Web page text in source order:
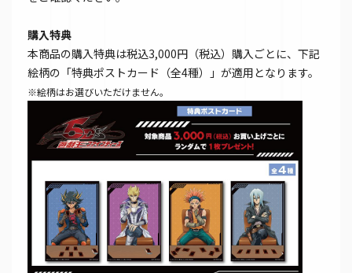
購入特典
本商品の購入特典は税込3,000円（税込）購入ごとに、下記
絵柄の「特典ポストカード（全4種）」が適用となります。
※絵柄はお選びいただけません。